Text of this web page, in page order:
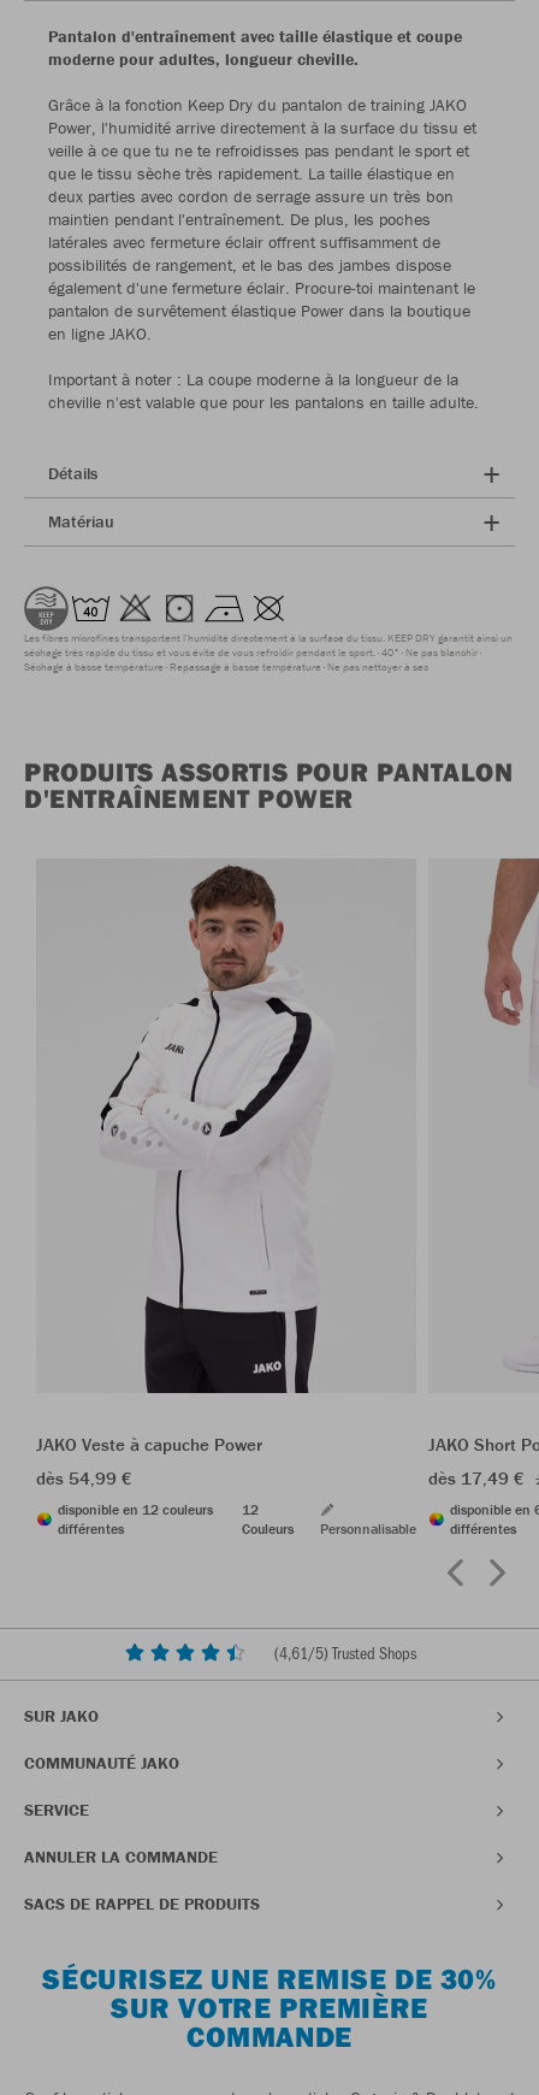
Pantalon d'entraînement avec taille élastique et coupe
moderne pour adultes, longueur cheville.
Grâce à la fonction Keep Dry du pantalon de training JAKO
Power, l'humidité arrive directement à la surface du tissu et
veille à ce que tu ne te refroidisses pas pendant le sport et
que le tissu sèche très rapidement. La taille élastique en
deux parties avec cordon de serrage assure un très bon
maintien pendant l'entraînement. De plus, les poches
latérales avec fermeture éclair offrent suffisamment de
possibilités de rangement, et le bas des jambes dispose
également d'une fermeture éclair. Procure-toi maintenant le
pantalon de survêtement élastique Power dans la boutique
en ligne JAKO.
Important à noter : La coupe moderne à la longueur de la
cheville n'est valable que pour les pantalons en taille adulte.
Détails
Matériau
Les fibres microfines transportent l'humidité directement à la surface du tissu. KEEP DRY garantit ainsi un
séchage très rapide du tissu et vous évite de vous refroidir pendant le sport. 40° Ne pas blanchir
Séchage à basse température Repassage à basse température Ne pas nettoyer à sec
PRODUITS ASSORTIS POUR PANTALON
D'ENTRAÎNEMENT POWER
JAKO Veste à capuche Power
dès 54,99 €
disponible en 12 couleurs
différentes
12
Couleurs
Personnalisable
JAKO Short
dès 17,49 €
disponible en
différentes
(4,61/5) Trusted Shops
SUR JAKO
COMMUNAUTÉ JAKO
SERVICE
ANNULER LA COMMANDE
SACS DE RAPPEL DE PRODUITS
SÉCURISEZ UNE REMISE DE 30%
SUR VOTRE PREMIÈRE
COMMANDE